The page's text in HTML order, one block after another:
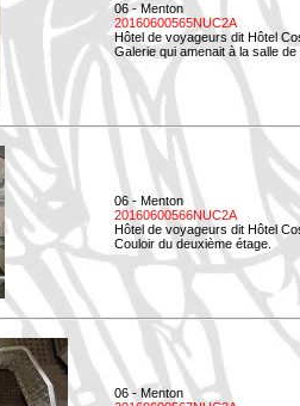
06 - Menton
20160600565NUC2A
Hôtel de voyageurs dit Hôtel
Galerie qui amenait à la salle
06 - Menton
20160600566NUC2A
Hôtel de voyageurs dit Hôtel
Couloir du deuxième étage.
06 - Menton